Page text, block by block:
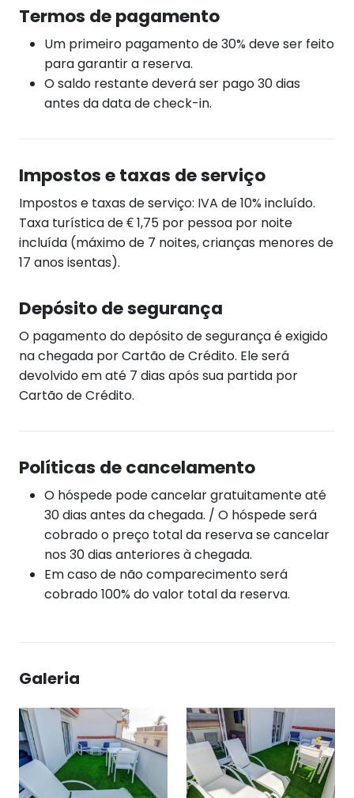
Termos de pagamento
Um primeiro pagamento de 30% deve ser feito
para garantir a reserva.
O saldo restante deverá ser pago 30 dias
antes da data de check-in.
Impostos e taxas de serviço
Impostos e taxas de serviço: IVA de 10% incluído.
Taxa turística de € 1,75 por pessoa por noite
incluída (máximo de 7 noites, crianças menores de
17 anos isentas).
Depósito de segurança
O pagamento do depósito de segurança é exigido
na chegada por Cartão de Crédito. Ele será
devolvido em até 7 dias após sua partida por
Cartão de Crédito.
Políticas de cancelamento
O hóspede pode cancelar gratuitamente até
30 dias antes da chegada. / O hóspede será
cobrado o preço total da reserva se cancelar
nos 30 dias anteriores à chegada.
Em caso de não comparecimento será
cobrado 100% do valor total da reserva.
Galeria